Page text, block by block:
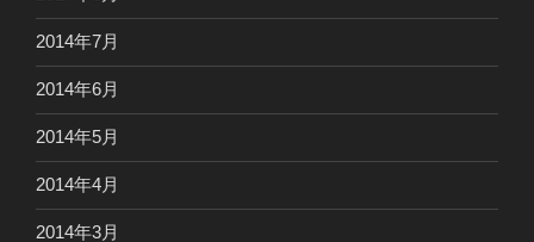
2014年7月
2014年6月
2014年5月
2014年4月
2014年3月